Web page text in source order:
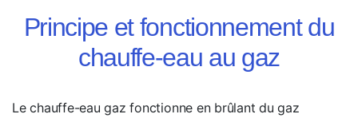
Principe et fonctionnement du
chauffe-eau au gaz
Le chauffe-eau gaz fonctionne en brûlant du gaz